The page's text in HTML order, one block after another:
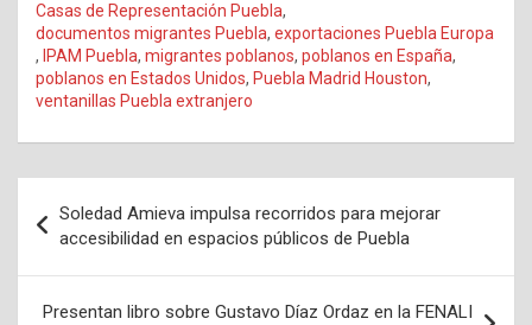
Casas de Representación Puebla,
documentos migrantes Puebla, exportaciones Puebla Europa
, IPAM Puebla, migrantes poblanos, poblanos en España,
poblanos en Estados Unidos, Puebla Madrid Houston,
ventanillas Puebla extranjero
de
entradas
Soledad Amieva impulsa recorridos para mejorar
accesibilidad en espacios públicos de Puebla
Presentan libro sobre Gustavo Díaz Ordaz en la FENALI